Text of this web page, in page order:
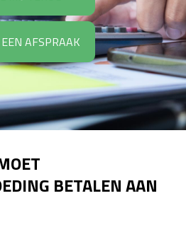
AFSPRAAK
BETALEN AAN